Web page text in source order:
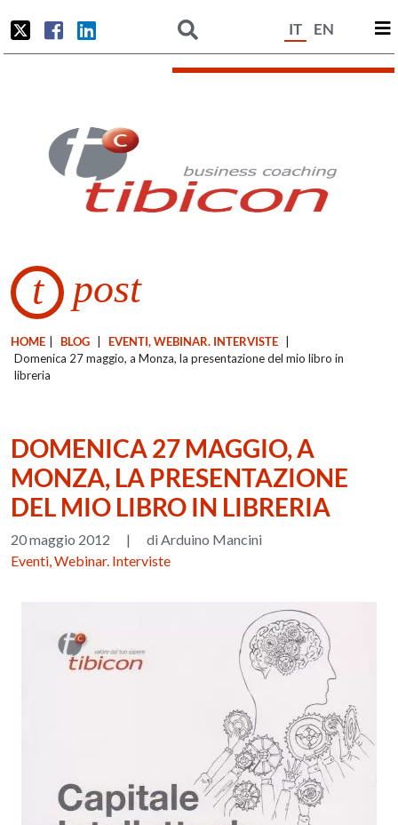
IT EN
t post
HOME BLOG EVENTI, WEBINAR. INTERVISTE
Domenica 27 maggio, a Monza, la presentazione del mio libro in
libreria
DOMENICA 27 MAGGIO, A
MONZA, LA PRESENTAZIONE
DEL MIO LIBRO IN LIBRERIA
20 maggio 2012 |
di Arduino Mancini
Eventi, Webinar. Interviste